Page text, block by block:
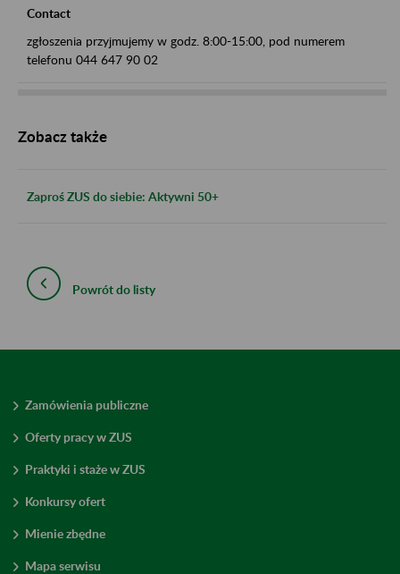
Contact
zgłoszenia przyjmujemy w godz. 8:00-15:00, pod numerem
telefonu 044 647 90 02
Zobacz także
Zaproś ZUS do siebie: Aktywni 50+
Powrót do listy
Zamówienia publiczne
Oferty pracy w ZUS
Praktyki i staże w ZUS
Konkursy ofert
Mienie zbędne
Mapa serwisu